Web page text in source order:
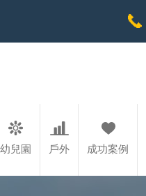
幼兒園 戶外 成功案例